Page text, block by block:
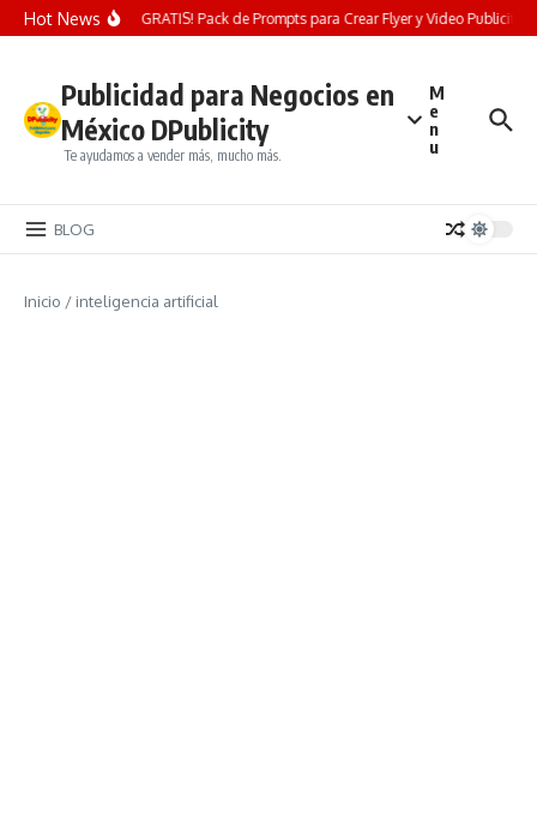
Saltar al contenido
Hot News¡REGALO GRATIS! Pack de Prompts para Crear Flyer y Video
Publicidad para Negocios en
México DPublicity
Te ayudamos a vender más, mucho más.
M
e
n
u
BLOG
Inicio / inteligencia artificial